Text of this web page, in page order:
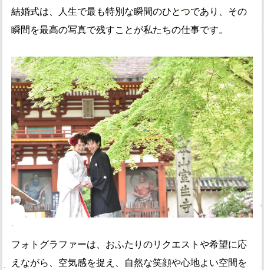
結婚式は、人生で最も特別な瞬間のひとつであり、その
瞬間を最高の写真で残すことが私たちの仕事です。
フォトグラファーは、おふたりのリクエストや希望に応
えながら、空気感を捉え、自然な笑顔や心地よい空間を